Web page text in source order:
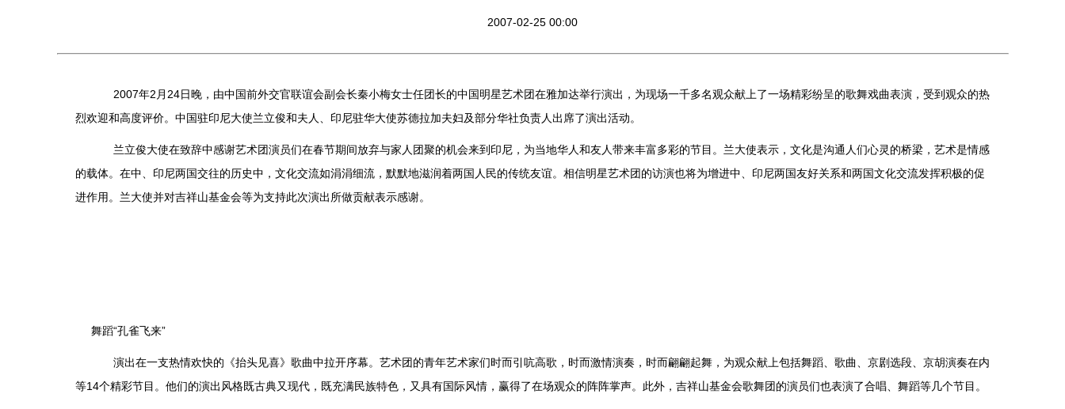
2007-02-25 00:00
2007年2月24日晚，由中国前外交官联谊会副会长秦小梅女士任团长的中国明星艺术团在雅加达举行演出，为现场一千多名观众献上了一场精彩纷呈的歌舞戏曲表演，受到观众的热
烈欢迎和高度评价。中国驻印尼大使兰立俊和夫人、印尼驻华大使苏德拉加夫妇及部分华社负责人出席了演出活动。
兰立俊大使在致辞中感谢艺术团演员们在春节期间放弃与家人团聚的机会来到印尼，为当地华人和友人带来丰富多彩的节目。兰大使表示，文化是沟通人们心灵的桥梁，艺术是情感
的载体。在中、印尼两国交往的历史中，文化交流如涓涓细流，默默地滋润着两国人民的传统友谊。相信明星艺术团的访演也将为增进中、印尼两国友好关系和两国文化交流发挥积极的促
进作用。兰大使并对吉祥山基金会等为支持此次演出所做贡献表示感谢。
舞蹈“孔雀飞来”
演出在一支热情欢快的《抬头见喜》歌曲中拉开序幕。艺术团的青年艺术家们时而引吭高歌，时而激情演奏，时而翩翩起舞，为观众献上包括舞蹈、歌曲、京剧选段、京胡演奏在内
等14个精彩节目。他们的演出风格既古典又现代，既充满民族特色，又具有国际风情，赢得了在场观众的阵阵掌声。此外，吉祥山基金会歌舞团的演员们也表演了合唱、舞蹈等几个节目。